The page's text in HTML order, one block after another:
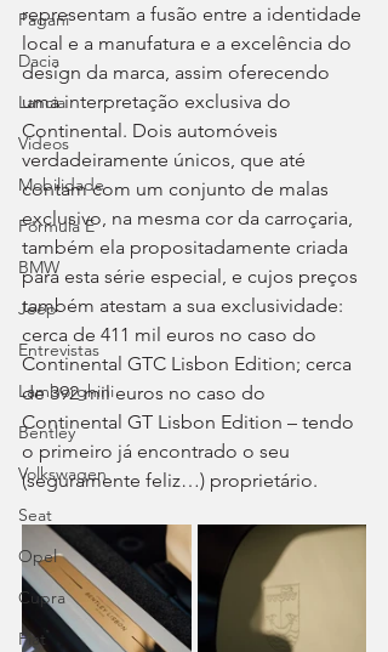
Pagani
Dacia
Lancia
Videos
Mobilidade
Fórmula E
BMW
Jeep
Entrevistas
Lamborghini
Bentley
Volkswagen
Seat
Opel
Cupra
Fiat
representam a fusão entre a identidade
local e a manufatura e a excelência do
design da marca, assim oferecendo
uma interpretação exclusiva do
Continental. Dois automóveis
verdadeiramente únicos, que até
contam com um conjunto de malas
exclusivo, na mesma cor da carroçaria,
também ela propositadamente criada
para esta série especial, e cujos preços
também atestam a sua exclusividade:
cerca de 411 mil euros no caso do
Continental GTC Lisbon Edition; cerca
de 392 mil euros no caso do
Continental GT Lisbon Edition – tendo
o primeiro já encontrado o seu
(seguramente feliz…) proprietário.